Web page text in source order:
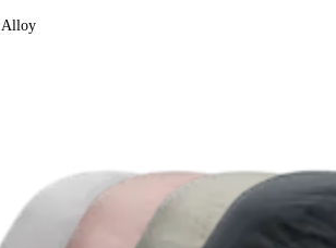
Alloy